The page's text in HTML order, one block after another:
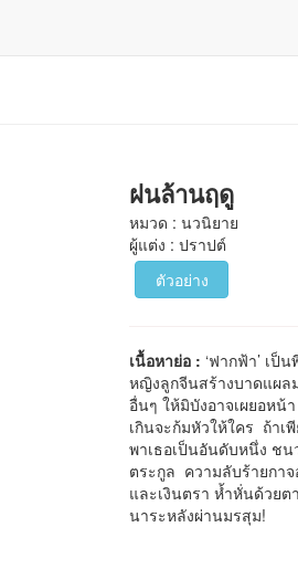
ฝนล้านฤดู
หมวด : นวนิยาย
ผู้แต่ง : ปราปต์
ตัวอย่าง
เนื้อหาย่อ : ‘ฟากฟ้า’ เ
หญิงลูกจีนสร้างบาดแผล
อื่นๆ ให้มิบังอาจเผยอหน้
เกินจะก้มหัวให้ใคร ถ้าเ
พาเธอเป็นอันดับหนึ่ง ช
ตระกูล ความลับร้ายกา
และเงินตรา ห้ำหั่นด้วย
นาระหลังผ่านมรสุม!